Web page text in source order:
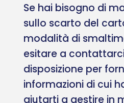
Se hai bisogno di
sullo scarto del
modalità di
esitare a
disposizione per
informazioni di cui
aiutarti a gestire in